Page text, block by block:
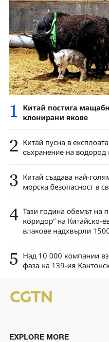
1
Китай постига
клонирани якове
2 Китай пусна в
съхранение на водород
3 Китай създава най-
морска безопасност в
4 Тази година обемът на
коридор“ на Китайско-
влакове надхвърли
5 Над 10 000 компании
фаза на 139-ия
EXPLORE MORE